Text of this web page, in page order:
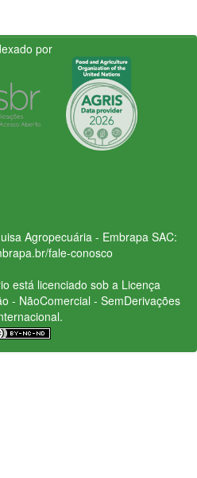
por
Agropecuária - Embrapa SAC:
fale-conosco
está licenciado sob a Licença
- NãoComercial - SemDerivações